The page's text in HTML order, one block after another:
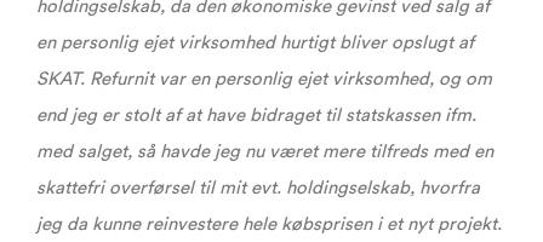
holdingselskab, da den økonomiske gevinst ved salg af
en personlig ejet virksomhed hurtigt bliver opslugt af
SKAT. Refurnit var en personlig ejet virksomhed, og om
end jeg er stolt af at have bidraget til statskassen ifm.
med salget, så havde jeg nu været mere tilfreds med en
skattefri overførsel til mit evt. holdingselskab, hvorfra
jeg da kunne reinvestere hele købsprisen i et nyt projekt.